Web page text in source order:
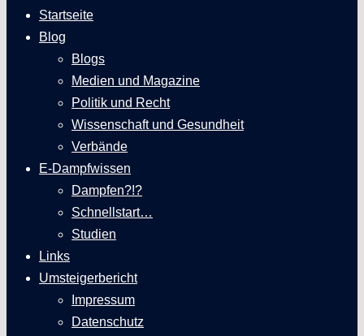
Startseite
Blog
Blogs
Medien und Magazine
Politik und Recht
Wissenschaft und Gesundheit
Verbände
E-Dampfwissen
Dampfen?!?
Schnellstart…
Studien
Links
Umsteigerbericht
Impressum
Datenschutz